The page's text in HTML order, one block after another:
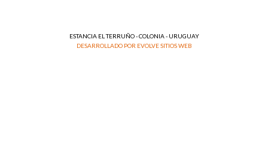
ESTANCIA EL TERRUÑO - COLONIA - URUGUAY
DESARROLLADO POR EVOLVE SITIOS WEB